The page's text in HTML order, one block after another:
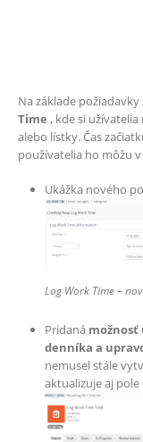
Na základe požiadavky
Time , kde si
alebo lístky. Čas
používatelia ho môžu
Ukážka nového
Log Work Time –
Pridaná možnosť
denníka a
nemusel stále
aktualizuje aj